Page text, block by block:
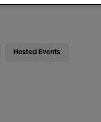
Hosted Events